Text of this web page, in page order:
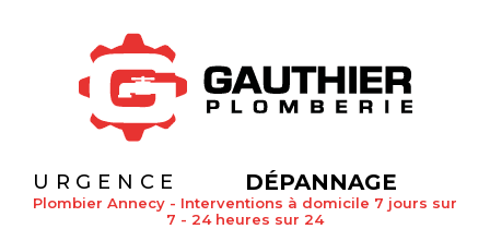
URGENCE DÉPANNAGE
Plombier Annecy - Interventions à domicile 7 jours sur
7 - 24 heures sur 24